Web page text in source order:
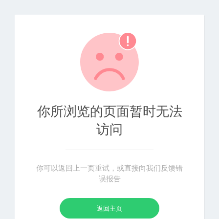
你所浏览的页面暂时无法
访问
你可以返回上一页重试，或直接向我们反馈错
误报告
返回主页